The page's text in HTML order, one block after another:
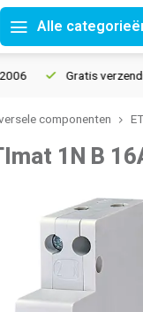
Alle
Gratis verzending
componenten
1N B